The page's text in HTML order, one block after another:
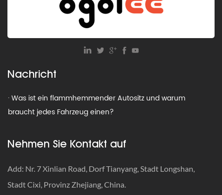
Nachricht
ist das wichtig?
· Wo sind die Ablaufdaten für Autositze? Ein vollständiger
Leitfaden für Eltern
komplette Leitfaden für Eltern
· Was ist ein flammhemmender Autositz und warum
braucht jedes Fahrzeug einen?
Gurtpositionierung und wann braucht Ihr Kind einen?
· Was ist ein 4-in-1-Autositz und warum bevorzugen Eltern
ihn gegenüber einstufigen Sitzen?
Nehmen Sie Kontakt auf
Add: Nr. 7 Xinlian Road, Dorf Tianyang, Stadt Longshan,
Stadt Cixi, Provinz Zhejiang, China.